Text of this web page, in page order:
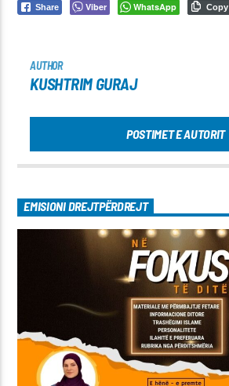
Share Viber WhatsApp Copy
AUTHOR
KUSHTRIM GURAJ
POSTIMET E AUTORIT
EMISIONI DREJTPËRDREJT